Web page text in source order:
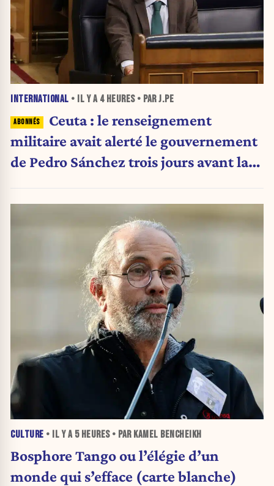
INTERNATIONAL • IL Y A 4 HEURES• PAR J.PE
Ceuta : le renseignement
militaire avait alerté le gouvernement
de Pedro Sánchez trois jours avant la
CULTURE • IL Y A 5 HEURES• PAR KAMEL BENCHEIKH
Bosphore Tango ou l’élégie d’un
monde qui s’efface (carte blanche)